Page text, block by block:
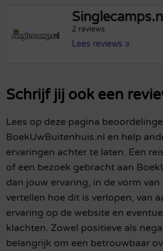
2 reviews
Lees reviews »
Schrijf jij ook een
Lees op deze pagina
BoekUwBuitenhuis.nl en help
ervaringen achter te laten. Een
of een bezoek gebracht aan
dan jouw ervaring, in de vorm van
vertellen hoe dit is verlopen, van
ervaring op de website en
klachten. Zowel positieve als
belangrijk om een betrouwbaar